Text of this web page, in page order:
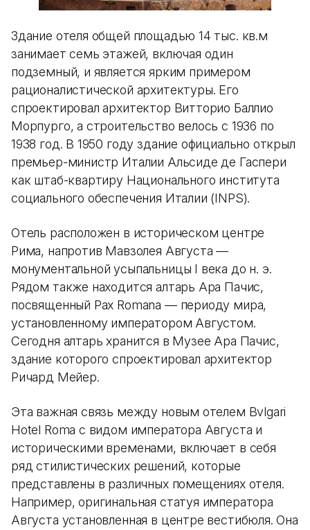
Здание отеля общей площадью 14 тыс. кв.м
занимает семь этажей, включая один
подземный, и является ярким примером
рационалистической архитектуры. Его
спроектировал архитектор Витторио Баллио
Морпурго, а строительство велось с 1936 по
1938 год. В 1950 году здание официально открыл
премьер-министр Италии Альсиде де Гаспери
как штаб-квартиру Национального института
социального обеспечения Италии (INPS).
Отель расположен в историческом центре
Рима, напротив Мавзолея Августа —
монументальной усыпальницы I века до н. э.
Рядом также находится алтарь Ара Пачис,
посвященный Pax Romana — периоду мира,
установленному императором Августом.
Сегодня алтарь хранится в Музее Ара Пачис,
здание которого спроектировал архитектор
Ричард Мейер.
Эта важная связь между новым отелем Bvlgari
Hotel Roma с видом императора Августа и
историческими временами, включает в себя
ряд стилистических решений, которые
представлены в различных помещениях отеля.
Например, оригинальная статуя императора
Августа установленная в центре вестибюля. Она